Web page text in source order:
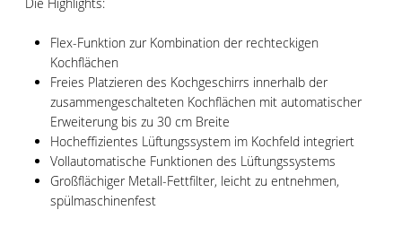
Flex-Funktion zur Kombination der rechteckigen
Kochflächen
Freies Platzieren des Kochgeschirrs innerhalb der
zusammengeschalteten Kochflächen mit automatischer
Erweiterung bis zu 30 cm Breite
Hocheffizientes Lüftungssystem im Kochfeld integriert
Vollautomatische Funktionen des Lüftungssystems
Großflächiger Metall-Fettfilter, leicht zu entnehmen,
spülmaschinenfest